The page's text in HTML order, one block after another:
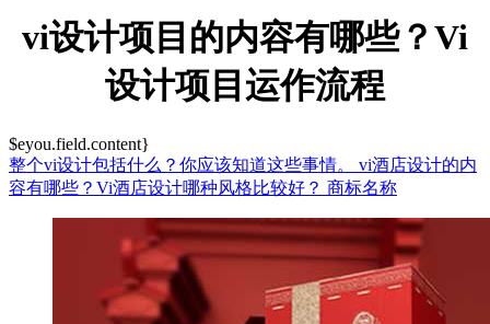
vi设计项目的内容有哪些？Vi
设计项目运作流程
$eyou.field.content}
整个vi设计包括什么？你应该知道这些事情。 vi酒店设计的内
容有哪些？Vi酒店设计哪种风格比较好？ 商标名称